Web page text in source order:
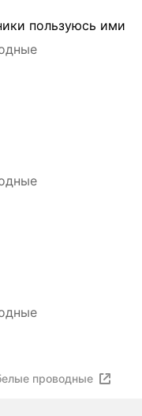
пользуюсь ими
проводные